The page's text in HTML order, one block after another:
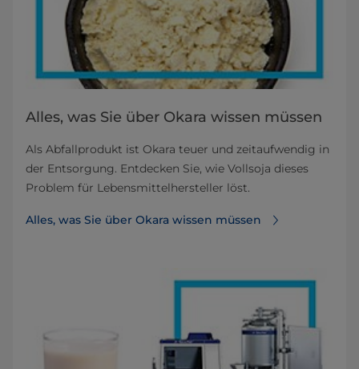
Alles, was Sie über Okara wissen müssen
Als Abfallprodukt ist Okara teuer und zeitaufwendig in
der Entsorgung. Entdecken Sie, wie Vollsoja dieses
Problem für Lebensmittelhersteller löst.
Alles, was Sie über Okara wissen müssen